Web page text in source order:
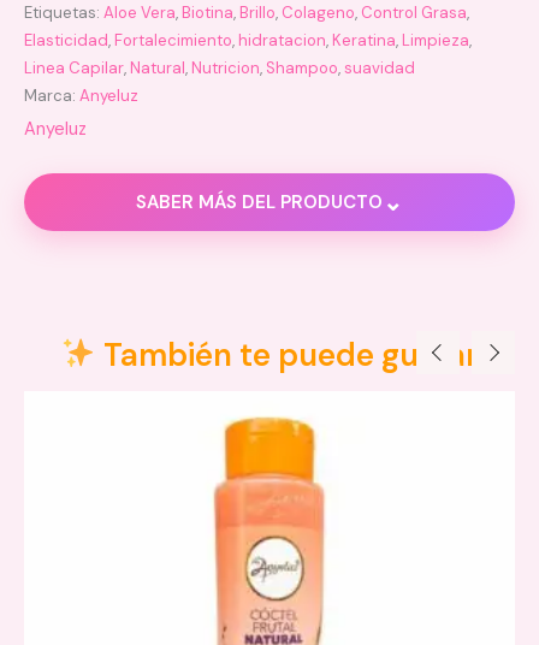
Etiquetas: Aloe Vera, Biotina, Brillo, Colageno, Control Grasa,
Elasticidad, Fortalecimiento, hidratacion, Keratina, Limpieza,
Linea Capilar, Natural, Nutricion, Shampoo,suavidad
Marca: Anyeluz
Anyeluz
SABER MÁS DEL PRODUCTO ⌄
Valoraciones (0)También te puede gustar